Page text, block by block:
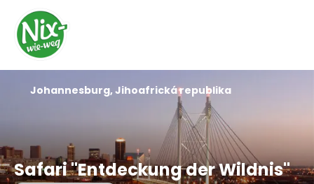
Safari "Entdeckung der Wildnis"
Johannesburg, Jihoafrická republika